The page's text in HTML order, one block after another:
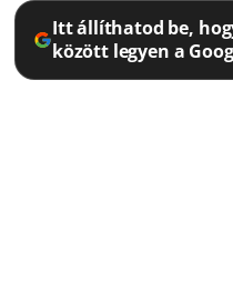
Itt állíthatod be,
között legyen a